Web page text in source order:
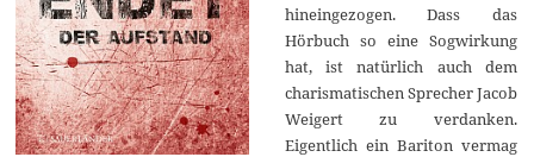
hineingezogen. Dass das
Hörbuch so eine Sogwirkung
hat, ist natürlich auch dem
charismatischen Sprecher Jacob
Weigert zu verdanken.
Eigentlich ein Bariton vermag